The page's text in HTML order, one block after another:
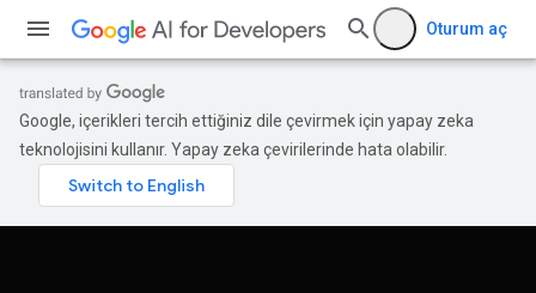
Oturum aç
Google, içerikleri tercih ettiğiniz dile çevirmek için yapay zeka
teknolojisini kullanır. Yapay zeka çevirilerinde hata olabilir.